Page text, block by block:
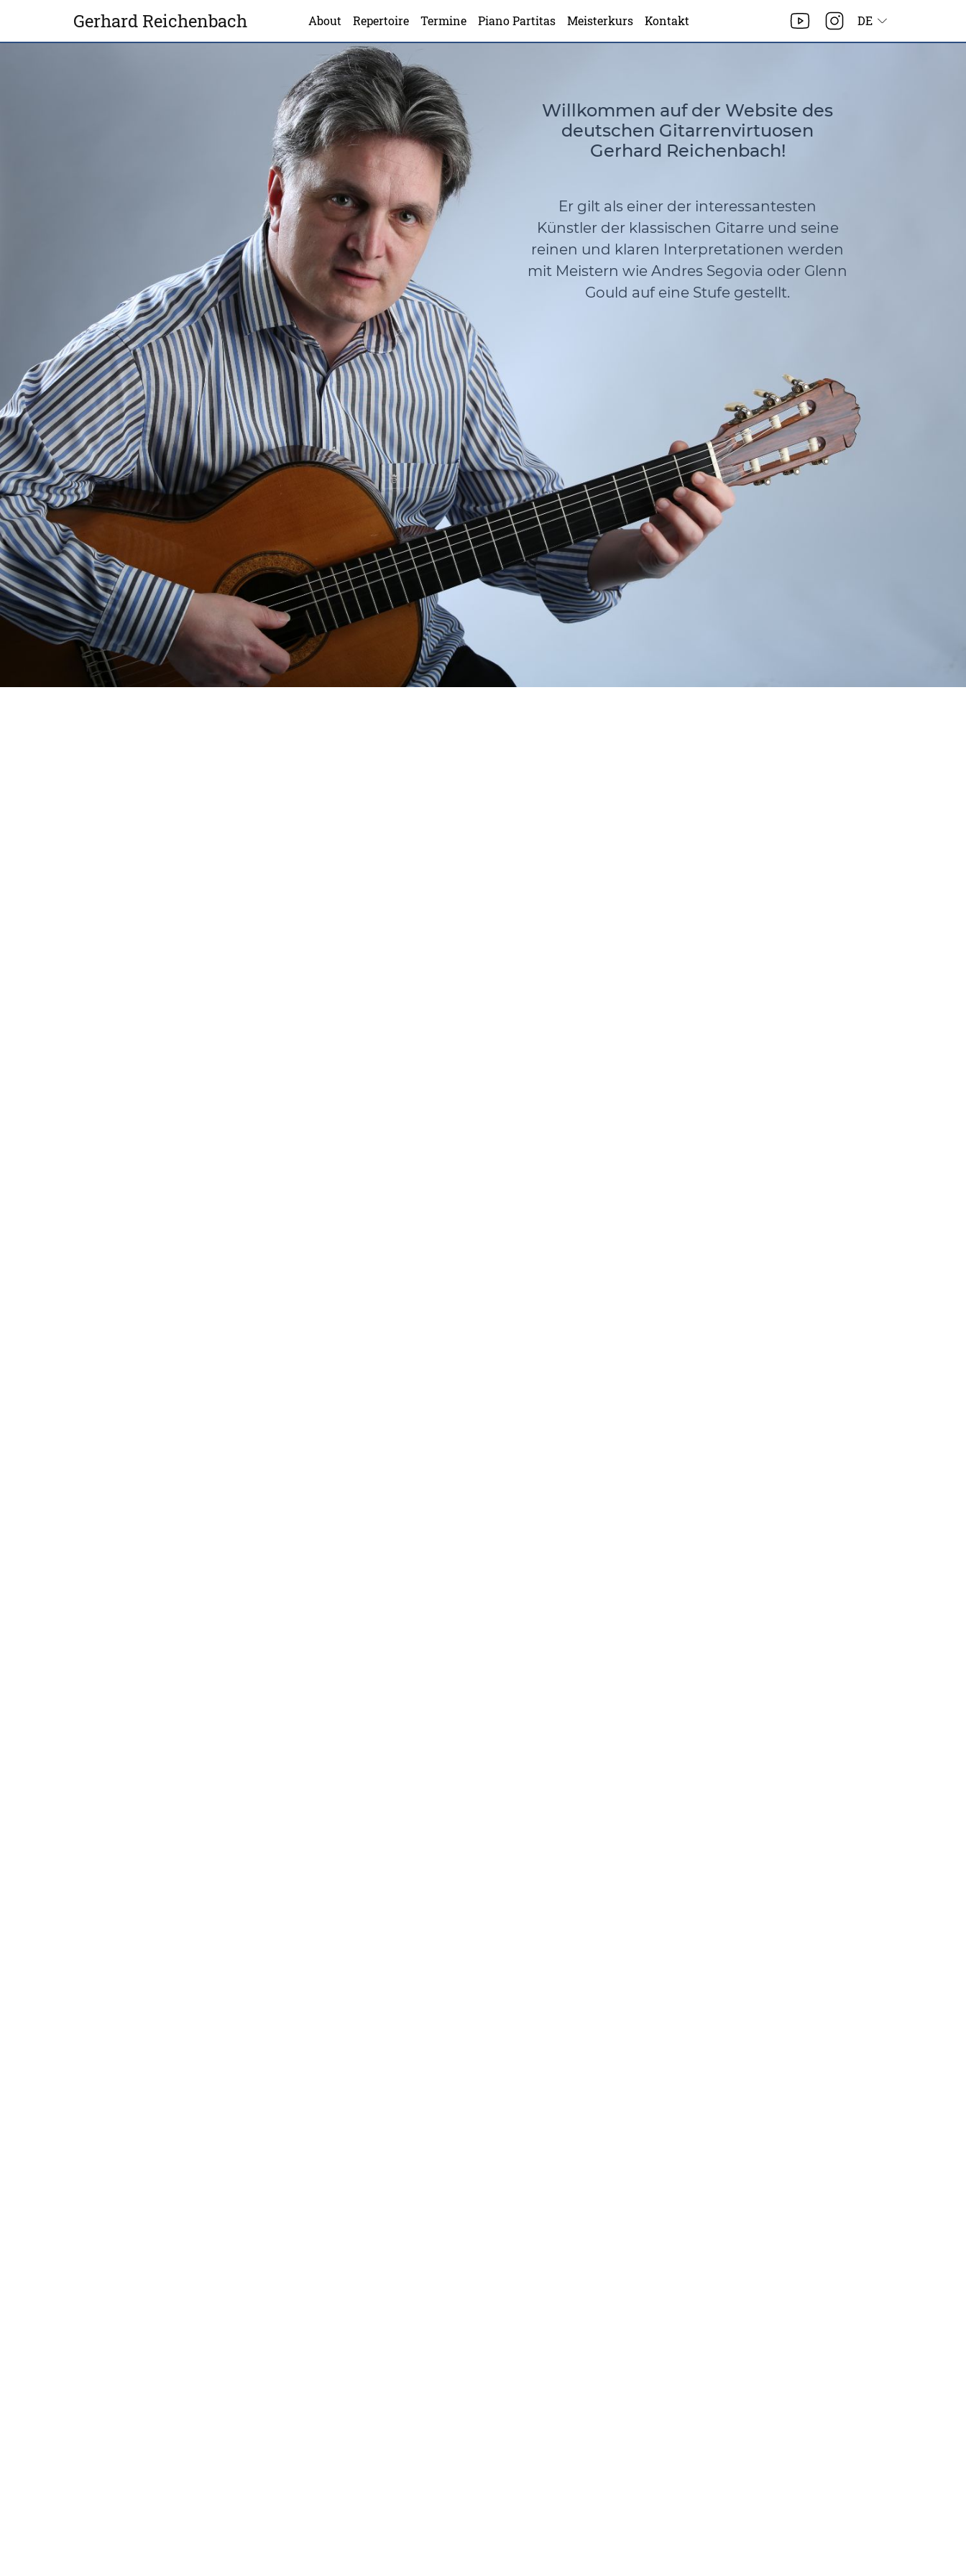
Gerhard Reichenbach About Repertoire Termine Piano Partitas Meisterkurs Kontakt DE
Willkommen auf der Website des
deutschen Gitarrenvirtuosen
Gerhard Reichenbach!
Er gilt als einer der interessantesten
Künstler der klassischen Gitarre und seine
reinen und klaren Interpretationen werden
mit Meistern wie Andres Segovia oder Glenn
Gould auf eine Stufe gestellt.